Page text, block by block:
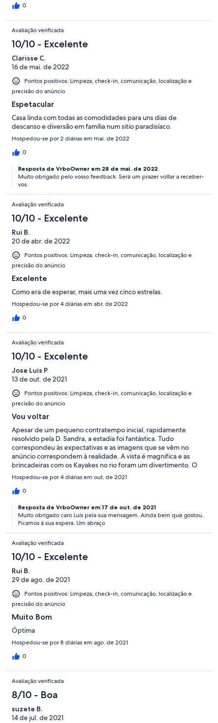
0
Avaliação verificada
10/10 - Excelente
Clarisse C.
16 de mai. de 2022
Pontos positivos: Limpeza, check-in, comunicação, localização e
precisão do anúncio
Espetacular
Casa linda com todas as comodidades para uns dias de
descanso e diversão em família num sitio paradisíaco.
Hospedou-se por 2 diárias em mai. de 2022
0
Resposta de VrboOwner em 28 de mai. de 2022
Muito obrigado pelo vosso feedback. Será um prazer voltar a receber-
vos.
Avaliação verificada
10/10 - Excelente
Rui B.
20 de abr. de 2022
Pontos positivos: Limpeza, check-in, comunicação, localização e
precisão do anúncio
Excelente
Como era de esperar, mais uma vez cinco estrelas.
Hospedou-se por 4 diárias em abr. de 2022
0
Avaliação verificada
10/10 - Excelente
Jose Luis P.
13 de out. de 2021
Pontos positivos: Limpeza, check-in, comunicação, localização e
precisão do anúncio
Vou voltar
Apesar de um pequeno contratempo inicial, rapidamente
resolvido pela D. Sandra, a estadia foi fantástica. Tudo
correspondeu às expectativas e as imagens que se vêm no
anúncio correspondem à realidade. A vista é magnifica e as
brincadeiras com os Kayakes no rio foram um divertimento. O
contacto com o host foi fácil. Vou voltar de certeza.
Hospedou-se por 4 diárias em out. de 2021
0
Resposta de VrboOwner em 17 de out. de 2021
Muito obrigado caro Luís pela sua mensagem. Ainda bem que gostou.
Ficamos à sua espera. Um abraço
Avaliação verificada
10/10 - Excelente
Rui B.
29 de ago. de 2021
Pontos positivos: Limpeza, check-in, comunicação, localização e
precisão do anúncio
Muito Bom
Óptima
Hospedou-se por 8 diárias em ago. de 2021
0
Avaliação verificada
8/10 - Boa
suzete B.
14 de jul. de 2021